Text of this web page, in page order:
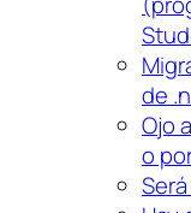
de
Ojo
o